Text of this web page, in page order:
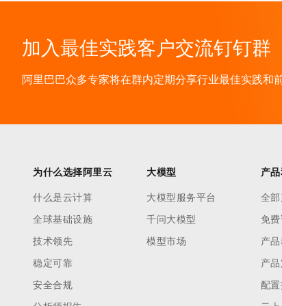
加入最佳实践客户交流钉钉群
阿里巴巴众多专家将在群内定期分享行业最佳实践